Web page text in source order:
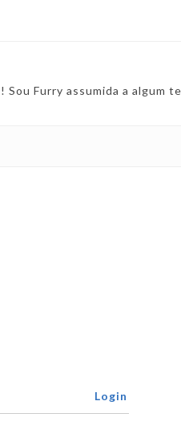
Furry assumida a algum
Login